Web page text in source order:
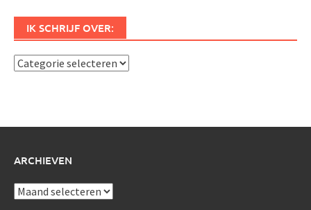
IK SCHRIJF OVER:
Ik
ARCHIEVEN
Archieven